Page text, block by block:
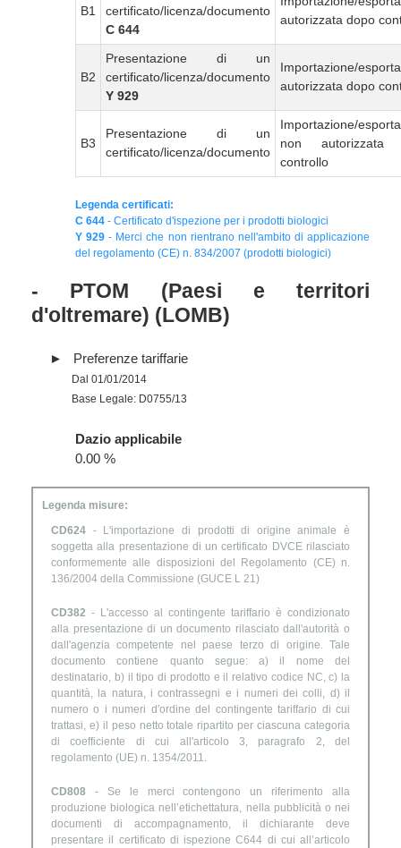
B1
certificato/licenza/documento
C 644
autorizzata dopo
B2
Presentazione di un
certificato/licenza/documento
Y 929
Importazione/
autorizzata dopo
B3
Presentazione di un
certificato/licenza/documento
Importazione/
non autorizzata
controllo
Legenda certificati:
C 644 - Certificato d'ispezione per i prodotti biologici
Y 929 - Merci che non rientrano nell'ambito di applicazione
del regolamento (CE) n. 834/2007 (prodotti biologici)
- PTOM (Paesi e territori
d'oltremare) (LOMB)
Preferenze tariffarie
Dal 01/01/2014
Base Legale: D0755/13
Dazio applicabile
0.00 %
Legenda misure:
CD624 - L'importazione di prodotti di origine animale è
soggetta alla presentazione di un certificato DVCE rilasciato
conformemente alle disposizioni del Regolamento (CE) n.
136/2004 della Commissione (GUCE L 21)
CD382 - L'accesso al contingente tariffario è condizionato
alla presentazione di un documento rilasciato dall'autorità o
dall'agenzia competente nel paese terzo di origine. Tale
documento contiene quanto segue: a) il nome del
destinatario, b) il tipo di prodotto e il relativo codice NC, c) la
quantità, la natura, i contrassegni e i numeri dei colli, d) il
numero o i numeri d'ordine del contingente tariffario di cui
trattasi, e) il peso netto totale ripartito per ciascuna categoria
di coefficiente di cui all'articolo 3, paragrafo 2, del
regolamento (UE) n. 1354/2011.
CD808 - Se le merci contengono un riferimento alla
produzione biologica nell’etichettatura, nella pubblicità o nei
documenti di accompagnamento, il dichiarante deve
presentare il certificato di ispezione C644 di cui all’articolo